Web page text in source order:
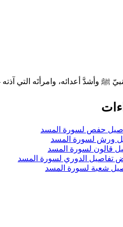
حفص لسورة المسد
ورش لسورة المسد
قالون لسورة المسد
تفاصيل الدوري لسورة المسد
شعبة لسورة المسد